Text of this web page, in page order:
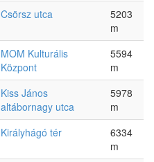
Csörsz utca
5203
m
MOM Kulturális
Központ
5594
m
Kiss János
altábornagy utca
5978
m
Királyhágó tér
6334
m